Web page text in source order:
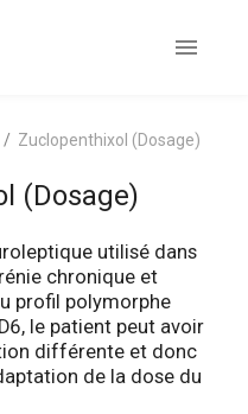
Zuclopenthixol (Dosage)
(Dosage)
utilisé dans
chronique et
profil polymorphe
le patient peut avoir
différente et donc
de la dose du